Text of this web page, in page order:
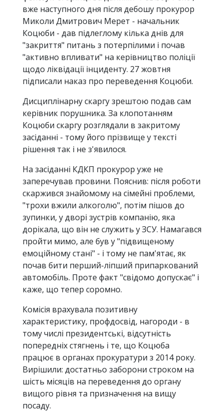
вже наступного дня після дебошу прокурор
Миколи Дмитрович Мерет - начальник
Коцюби - дав підлеглому кілька днів для
"закриття" питань з потерпілими і почав
"активно впливати" на керівництво поліції
щодо ліквідації інциденту. 27 жовтня
підписали наказ про переведення Коцюби.
Дисциплінарну скаргу зрештою подав сам
керівник порушника. За клопотанням
Коцюби скаргу розглядали в закритому
засіданні - тому його прізвище у тексті
рішення так і не з'явилося.
На засіданні КДКП прокурор уже не
заперечував провини. Пояснив: після роботи
скаржився знайомому на сімейні проблеми,
"трохи вжили алкоголю", потім пішов до
зупинки, у дворі зустрів компанію, яка
дорікала, що він не служить у ЗСУ. Намагався
пройти мимо, але був у "підвищеному
емоційному стані" - і тому не пам'ятає, як
почав бити перший-ліпший припаркований
автомобіль. Проте факт "свідомо допускає" і
каже, що тепер соромно.
Комісія врахувала позитивну
характеристику, профдосвід, нагороди - в
тому числі президентські, відсутність
попередніх стягнень і те, що Коцюба
працює в органах прокуратури з 2014 року.
Вирішили: достатньо заборони строком на
шість місяців на переведення до органу
вищого рівня та призначення на вищу
посаду.